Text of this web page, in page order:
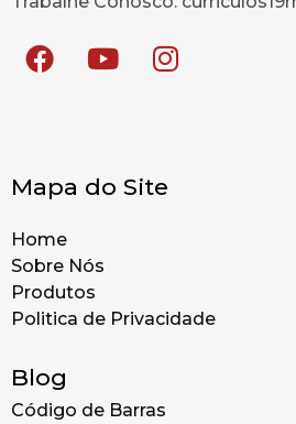
Mapa do Site
Home
Sobre Nós
Produtos
Politica de Privacidade
Blog
Código de Barras